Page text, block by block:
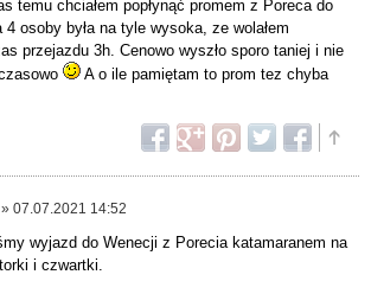
temu chciałem popłynąć promem z Poreca do
osoby była na tyle wysoka, ze wolałem
przejazdu 3h. Cenowo wyszło sporo taniej i nie
A o ile pamiętam to prom tez chyba
» 07.07.2021 14:52
wyjazd do Wenecji z Porecia katamaranem na
i czwartki.